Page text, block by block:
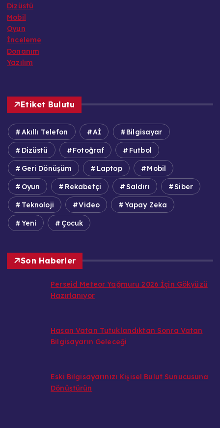
Dizüstü
Mobil
Oyun
İnceleme
Donanım
Yazılım
Etiket Bulutu
Akıllı Telefon Aİ Bilgisayar
Dizüstü Fotoğraf Futbol
Geri Dönüşüm Laptop Mobil
Oyun Rekabetçi Saldırı Siber
Teknoloji Video Yapay Zeka
Yeni Çocuk
Son Haberler
Perseid Meteor Yağmuru 2026 İçin Gökyüzü
Hazırlanıyor
Hasan Vatan Tutuklandıktan Sonra Vatan
Bilgisayarın Geleceği
Eski Bilgisayarınızı Kişisel Bulut Sunucusuna
Dönüştürün